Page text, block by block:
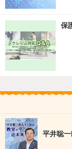
保
平井聡